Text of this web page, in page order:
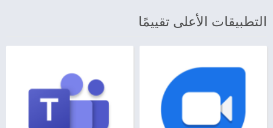
التطبيقات الأعلى تقييمًا